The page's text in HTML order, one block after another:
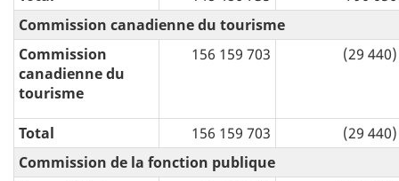
Commission canadienne du tourisme
Commission
canadienne du
tourisme
156 159 703 (29 440)
Total 156 159 703
(29 440)
Commission de la fonction publique